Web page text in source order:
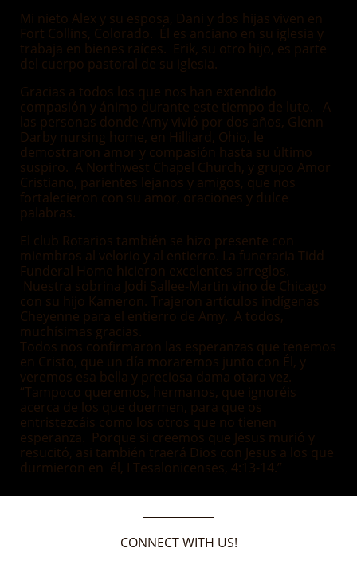
Mi nieto Alex y su esposa, Dani y dos hijas viven en
Fort Collins, Colorado. Él es anciano en su iglesia y
trabaja en bienes raíces. Erik, su otro hijo, es parte
del cuerpo pastoral de su iglesia.
Gracias a todos los que nos han extendido
compasión y ánimo durante este tiempo de luto. A
las personas donde Amy vivió por dos años, Glenn
Darby nursing home, en Hilliard, Ohio, le
demostraron amor y compasión hasta su último
suspiro. A Northwest Chapel Church, y grupo Amor
Cristiano, parientes lejanos y amigos, que nos
fortalecieron con su amor, oraciones y dulce
palabras.
El club Rotarios también se hizo presente con
miembros al velorio y al entierro. La funeraria Tidd
Funderal Home hicieron excelentes arreglos.
Nuestra sobrina Jodi Sallee-Martin vino de Chicago
con su hijo Kameron. Trajeron artículos indígenas
Cheyenne para el entierro de Amy. A todos,
muchísimas gracias.
Todos nos confirmaron las esperanzas que tenemos
en Cristo, que un día moraremos junto con Él, y
veremos esa bella y preciosa dama otara vez.
“Tampoco queremos, hermanos, que ignoréis
acerca de los que duermen, para que os
entristezcáis como los otros que no tienen
esperanza. Porque si creemos que Jesus murió y
resucitó, asi también traerá Dios con Jesus a los que
durmieron en él, I Tesalonicenses, 4:13-14.”
CONNECT WITH US!